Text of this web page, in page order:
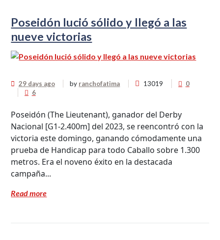
Poseidón lució sólido y llegó a las
nueve victorias
29 days ago by ranchofatima 13019
0
6
Poseidón (The Lieutenant), ganador del Derby
Nacional [G1-2.400m] del 2023, se reencontró con la
victoria este domingo, ganando cómodamente una
prueba de Handicap para todo Caballo sobre 1.300
metros. Era el noveno éxito en la destacada
campaña...
Read more